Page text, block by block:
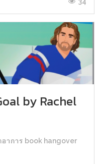
by Rachel
าการ book hangover